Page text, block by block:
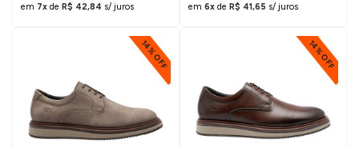
em 7x de R$ 42,84 s/ juros em 6x de R$ 41,65 s/ juros
14% OFF 14% OFF